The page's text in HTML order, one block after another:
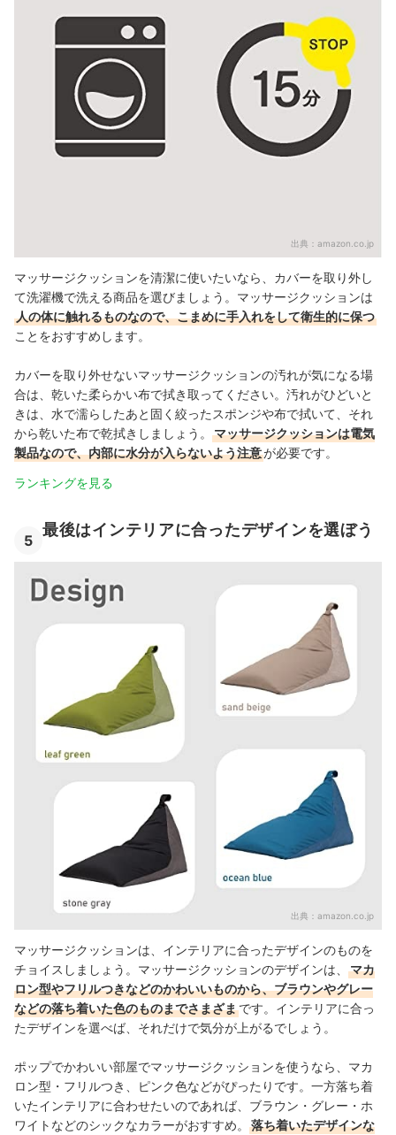
出典： amazon.co.jp
マッサージクッションを清潔に使いたいなら、カバーを取り外し
て洗濯機で洗える商品を選びましょう。マッサージクッションは
人の体に触れるものなので、こまめに手入れをして衛生的に保つ
ことをおすすめします。
カバーを取り外せないマッサージクッションの汚れが気になる場
合は、乾いた柔らかい布で拭き取ってください。汚れがひどいと
きは、水で濡らしたあと固く絞ったスポンジや布で拭いて、それ
から乾いた布で乾拭きしましょう。
マッサージクッションは電気
製品なので、内部に水分が入らないよう注意が必要です。
ランキングを見る
5
最後はインテリアに合ったデザインを選ぼう
出典： amazon.co.jp
マッサージクッションは、インテリアに合ったデザインのものを
チョイスしましょう。マッサージクッションのデザインは、
マカ
ロン型やフリルつきなどのかわいいものから、ブラウンやグレー
などの落ち着いた色のものまでさまざまです。インテリアに合っ
たデザインを選べば、それだけで気分が上がるでしょう。
ポップでかわいい部屋でマッサージクッションを使うなら、マカ
ロン型・フリルつき、ピンク色などがぴったりです。一方落ち着
いたインテリアに合わせたいのであれば、ブラウン・グレー・ホ
ワイトなどのシックなカラーがおすすめ。
落ち着いたデザインな